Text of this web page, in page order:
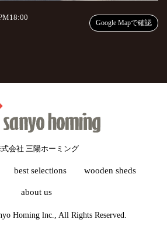
Google Mapで確認
会社 三陽ホーミング
best selections wooden sheds
about us
Homing lnc., All Rights Reserved.